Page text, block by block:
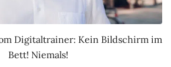
Digitaltrainer: Kein Bildschirm im
Bett! Niemals!